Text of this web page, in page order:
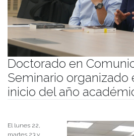
Doctorado en
Seminario organizado
inicio del año
El lunes 22,